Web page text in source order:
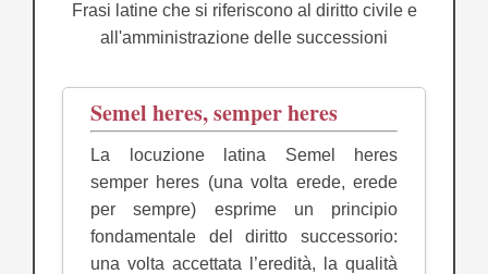
Frasi latine che si riferiscono al diritto civile e
all'amministrazione delle successioni
Semel heres, semper heres
La locuzione latina Semel heres
semper heres (una volta erede, erede
per sempre) esprime un principio
fondamentale del diritto successorio:
una volta accettata l’eredità, la qualità